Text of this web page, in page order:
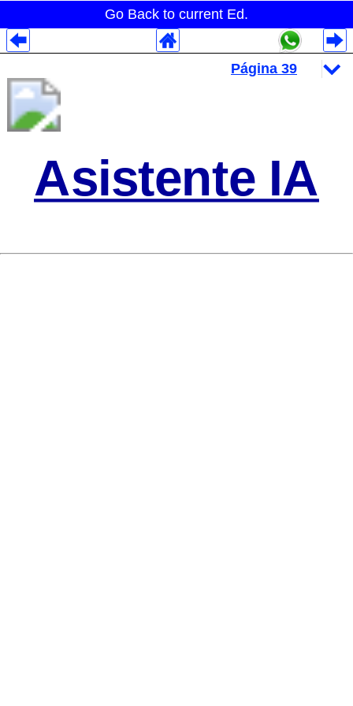
Go Back to current Ed.
Asistente IA
Despliegues Analytics
Despliegues Totales
Despliegues por Rubros